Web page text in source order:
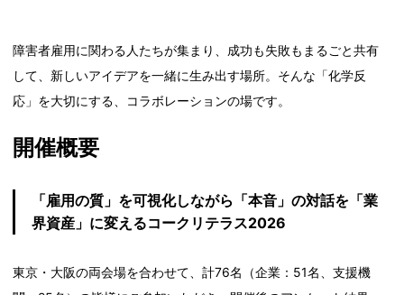
障害者雇用に関わる人たちが集まり、成功も失敗もまるごと共有
して、新しいアイデアを一緒に生み出す場所。そんな「化学反
応」を大切にする、コラボレーションの場です。
開催概要
「雇用の質」を可視化しながら「本音」の対話を「業
界資産」に変えるコークリテラス2026
東京・大阪の両会場を合わせて、計76名（企業：51名、支援機